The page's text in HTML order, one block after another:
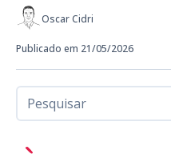
Oscar Cidri
Publicado em 21/05/2026